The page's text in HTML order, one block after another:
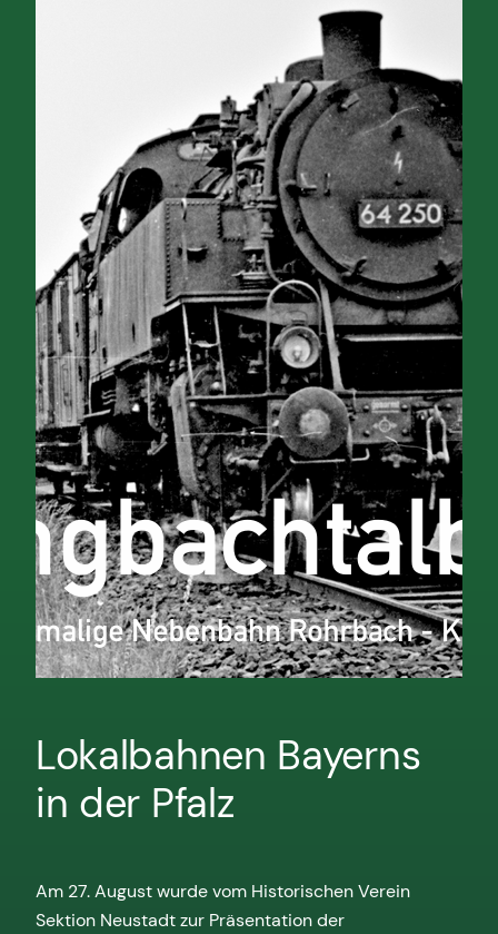
Lokalbahnen Bayerns
in der Pfalz
Am 27. August wurde vom Historischen Verein
Sektion Neustadt zur Präsentation der